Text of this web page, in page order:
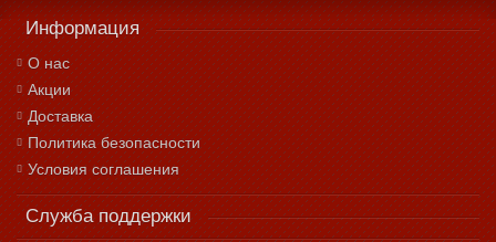
Информация
О нас
Акции
Доставка
Политика безопасности
Условия соглашения
Служба поддержки